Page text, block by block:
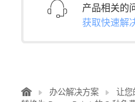
产品相关的
获取快速解
办公解决方案
让您